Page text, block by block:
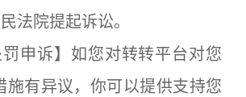
院提起诉讼。
诉】如您对转转平台对您
施有异议，你可以提供支持您